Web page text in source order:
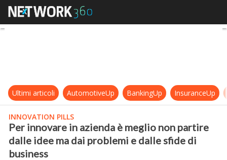
Per innovare in azienda è meglio
Ultimi articoli AutomotiveUp BankingUp InsuranceUp
INNOVATION PILLS
Per innovare in azienda è meglio non partire
dalle idee ma dai problemi e dalle sfide di
business